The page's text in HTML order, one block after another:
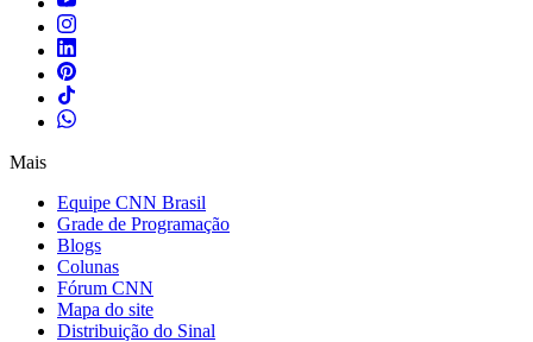
Mais
Equipe CNN Brasil
Grade de Programação
Blogs
Colunas
Fórum CNN
Mapa do site
Distribuição do Sinal